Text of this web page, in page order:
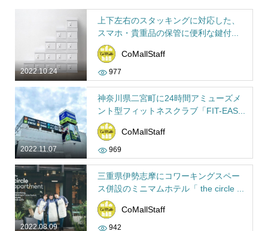
2022.10.24
上下左右のスタッキングに対応した、
スマホ・貴重品の保管に便利な鍵付...
CoMallStaff
977
2022.11.07
神奈川県二宮町に24時間アミューズメ
ント型フィットネスクラブ「FIT-EAS...
CoMallStaff
969
2022.08.09
三重県伊勢志摩にコワーキングスペー
ス併設のミニマムホテル「 the circle ...
CoMallStaff
942